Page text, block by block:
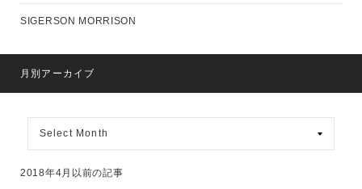
SIGERSON MORRISON
月別アーカイブ
ア
カ
2018年4月以前の記事